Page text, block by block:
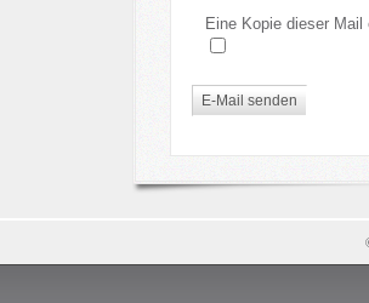
Eine Kopie dieser Mail
E-Mail senden